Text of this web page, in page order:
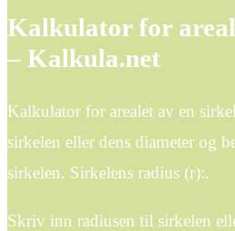
Kalkulator for
– Kalkula.net
Kalkulator for arealet av en
sirkelen eller dens diameter og
sirkelen. Sirkelens radius (r):.
Skriv inn radiusen til sirkelen